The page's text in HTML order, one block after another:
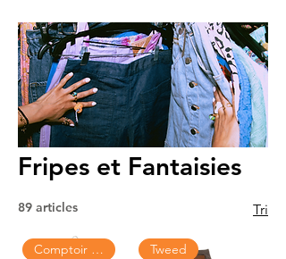
Fripes et Fantaisies
89 articles Tri
Comptoir des cotonniers Tweed